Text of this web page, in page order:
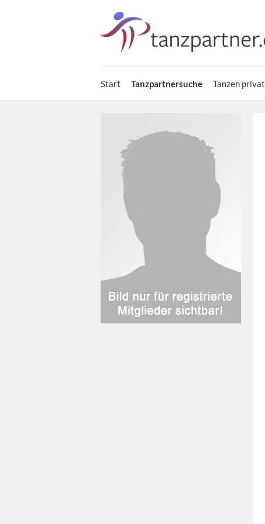
Start Tanzpartnersuche Tanzen privat